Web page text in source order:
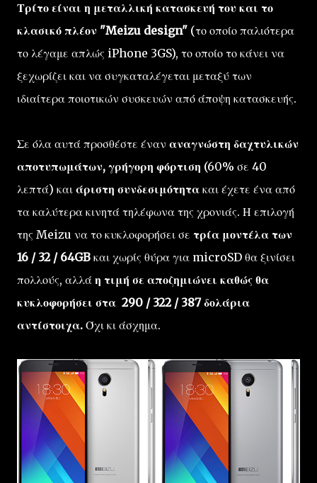
Τρίτο είναι η μεταλλική κατασκευή του και το
κλασικό πλέον "Meizu design" (το οποίο παλιότερα
το λέγαμε απλώς iPhone 3GS), το οποίο το κάνει να
ξεχωρίζει και να συγκαταλέγεται μεταξύ των
ιδιαίτερα ποιοτικών συσκευών από άποψη κατασκευής.
Σε όλα αυτά προσθέστε έναν αναγνώστη δαχτυλικών
αποτυπωμάτων, γρήγορη φόρτιση (60% σε 40
λεπτά) και άριστη συνδεσιμότητα και έχετε ένα από
τα καλύτερα κινητά τηλέφωνα της χρονιάς. Η επιλογή
της Meizu να το κυκλοφορήσει σε τρία μοντέλα των
16 / 32 / 64GB και χωρίς θύρα για microSD θα ξινίσει
πολλούς, αλλά η τιμή σε αποζημιώνει καθώς θα
κυκλοφορήσει στα 290 / 322 / 387 δολάρια
αντίστοιχα. Όχι κι άσχημα.